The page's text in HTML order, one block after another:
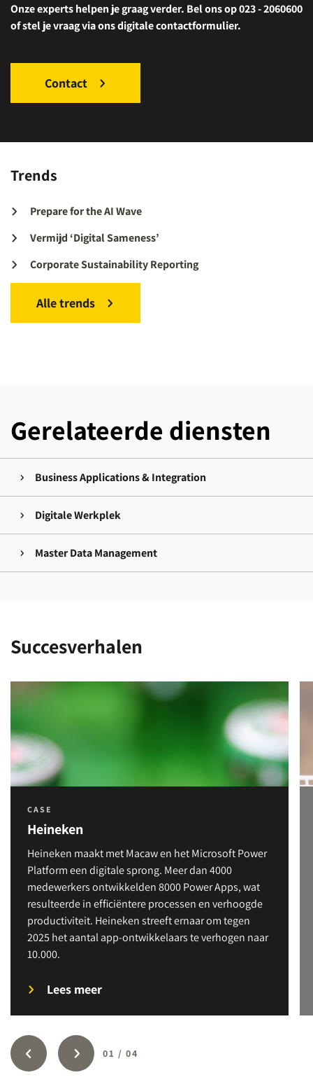
Onze experts helpen je graag verder. Bel ons op 023 - 2060600
of stel je vraag via ons digitale contactformulier.
Contact
Trends
Prepare for the AI Wave
Vermijd ‘Digital Sameness’
Corporate Sustainability Reporting
Alle trends
Gerelateerde diensten
Business Applications & Integration
Digitale Werkplek
Master Data Management
Succesverhalen
01 / 04
CASE
Heineken
Heineken maakt met Macaw en het Microsoft Power
Platform een digitale sprong. Meer dan 4000
medewerkers ontwikkelden 8000 Power Apps, wat
resulteerde in efficiëntere processen en verhoogde
productiviteit. Heineken streeft ernaar om tegen
2025 het aantal app-ontwikkelaars te verhogen naar
10.000.
Lees meer